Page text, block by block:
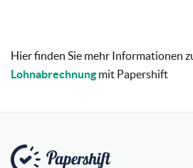
Hier finden Sie mehr Informationen
Lohnabrechnungmit Papershift